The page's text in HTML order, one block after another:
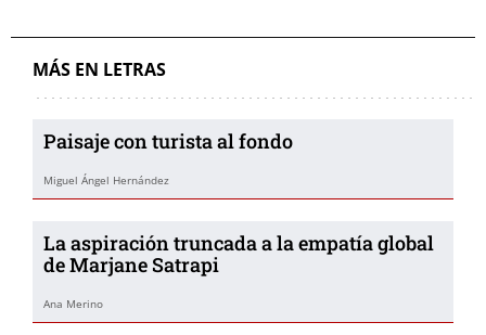
MÁS EN LETRAS
Paisaje con turista al fondo
Miguel Ángel Hernández
La aspiración truncada a la empatía global
de Marjane Satrapi
Ana Merino